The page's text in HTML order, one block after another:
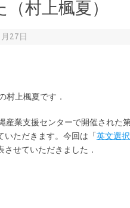
村上楓夏）
27日
村上楓夏です．
産業支援センターで開催された
いただきます。今回は「英文選
せていただきました．